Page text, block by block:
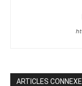
ARTICLES